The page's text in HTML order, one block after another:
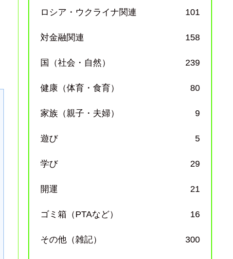
ロシア・ウクライナ関連 101
対金融関連 158
国（社会・自然） 239
健康（体育・食育） 80
家族（親子・夫婦） 9
遊び 5
学び 29
開運 21
ゴミ箱（PTAなど） 16
その他（雑記） 300